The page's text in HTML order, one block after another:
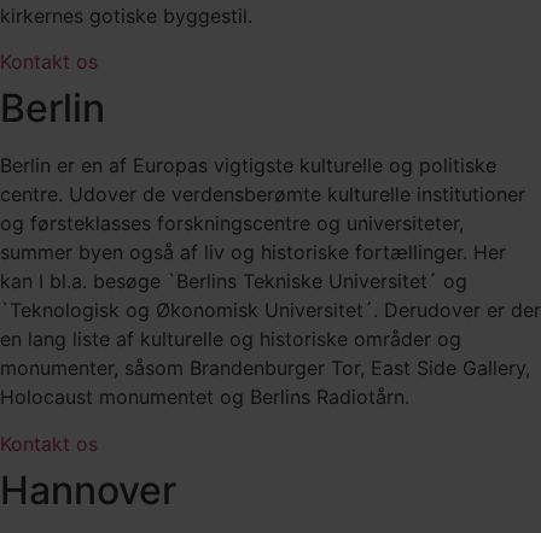
kirkernes gotiske byggestil.
Kontakt os
Berlin
Berlin er en af Europas vigtigste kulturelle og politiske
centre. Udover de verdensberømte kulturelle institutioner
og førsteklasses forskningscentre og universiteter,
summer byen også af liv og historiske fortællinger. Her
kan I bl.a. besøge `Berlins Tekniske Universitet´ og
`Teknologisk og Økonomisk Universitet´. Derudover er der
en lang liste af kulturelle og historiske områder og
monumenter, såsom Brandenburger Tor, East Side Gallery,
Holocaust monumentet og Berlins Radiotårn.
Kontakt os
Hannover